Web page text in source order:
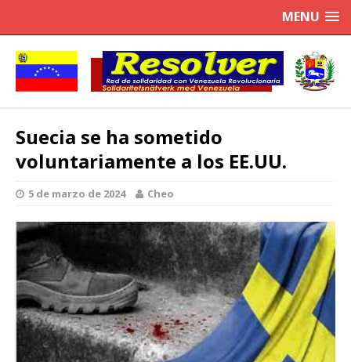
MENU
Suecia se ha sometido
voluntariamente a los EE.UU.
5 de marzo de 2024 Cheo